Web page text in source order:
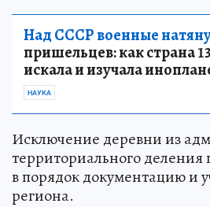
Над СССР военные
пришельцев: как страна
искала и изучала
НАУКА
Исключение деревни из
территориального деления
в порядок документацию и
региона.